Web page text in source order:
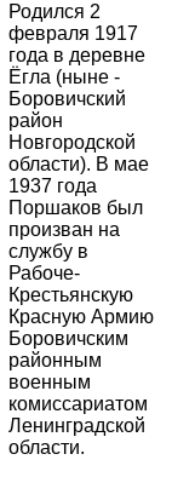
Родился 2
февраля 1917
года в деревне
Ёгла (ныне -
Боровичский
район
Новгородской
области). В мае
1937 года
Поршаков был
произван на
службу в
Рабоче-
Крестьянскую
Красную Армию
Боровичским
районным
военным
комиссариатом
Ленинградской
области.